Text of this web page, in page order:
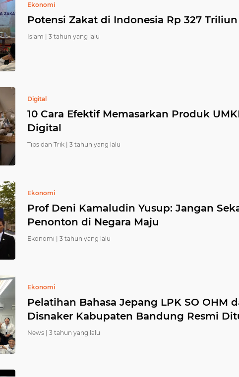
Ekonomi
Potensi Zakat di Indonesia Rp 327
Islam | 3 tahun yang lalu
Digital
10 Cara Efektif Memasarkan Produk
Digital
Tips dan Trik | 3 tahun yang lalu
Ekonomi
Prof Deni Kamaludin Yusup: Jangan
Penonton di Negara Maju
Ekonomi | 3 tahun yang lalu
Ekonomi
Pelatihan Bahasa Jepang LPK SO OHM
Disnaker Kabupaten Bandung Resmi
News | 3 tahun yang lalu